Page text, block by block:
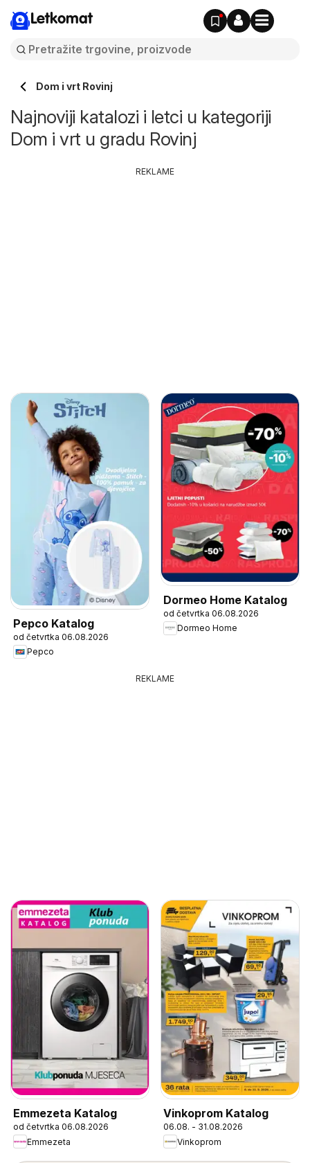
Letkomat
Dom i vrt Rovinj
Najnoviji katalozi i letci u kategoriji
Dom i vrt u gradu Rovinj
Pepco Katalog
od četvrtka 06.08.2026
Pepco
Dormeo Home Katalog
od četvrtka 06.08.2026
Dormeo Home
REKLAME
REKLAME
Emmezeta Katalog
od četvrtka 06.08.2026
Emmezeta
Vinkoprom Katalog
06.08. - 31.08.2026
Vinkoprom